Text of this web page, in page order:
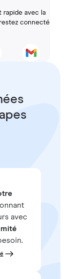
rapide avec la
connecté
avec